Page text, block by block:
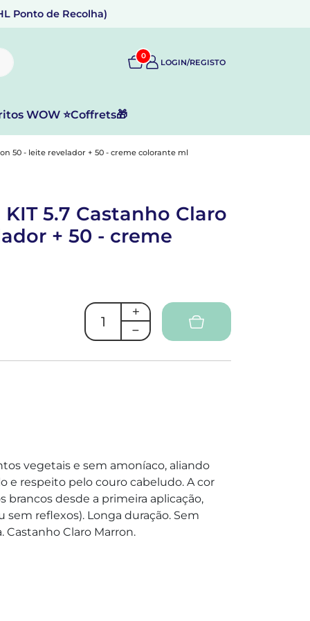
Ponto de Recolha)
0
LOGIN/REGISTO
WOW ⭐Coffrets🎁
50 - leite revelador + 50 - creme colorante ml
KIT 5.7 Castanho Claro
+ 50 - creme
vegetais e sem amoníaco, aliando
e respeito pelo couro cabeludo. A cor
brancos desde a primeira aplicação,
reflexos). Longa duração. Sem
Castanho Claro Marron.